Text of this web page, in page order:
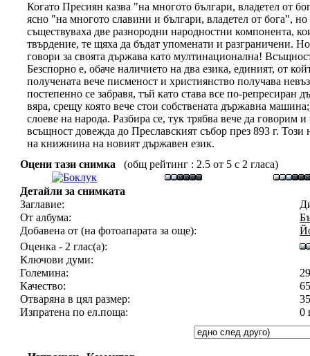
Когато Пресиян казва "на многото българи, владетел от
ясно "на многото славини и българи, владетел от бога",
съществуваха две разнородни народностни компонента,
твърдение, те щяха да бъдат упоменати и разграничени.
говори за своята държава като мултинационална!
Безспорно е, обаче наличието на два езика, единият, от
получената вече писменост и християнство получава
постепенно се забравя, тъй като става все по-
вяра, срещу която вече стои собствената държавна
слоеве на народа. Разбира се, тук трябва вече да говорим
всъщност довежда до Преславският събор през 893 г. Този
на книжнина на новият държавен език.
Оцени тази снимка
(общ рейтинг : 2.5 от 5 с 2 гласа)
Детайли за снимката
Заглавие:
От албума:
Добавена от (на фотоапарата за още):
Оценка - 2 глас(а):
Ключови думи:
Големина:
Качество:
Отваряна в цял размер:
Изпратена по ел.поща:
0